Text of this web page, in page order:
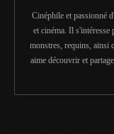
Cinéphile et passionné
et cinéma. Il s'intéresse
monstres, requins, ainsi
aime découvrir et